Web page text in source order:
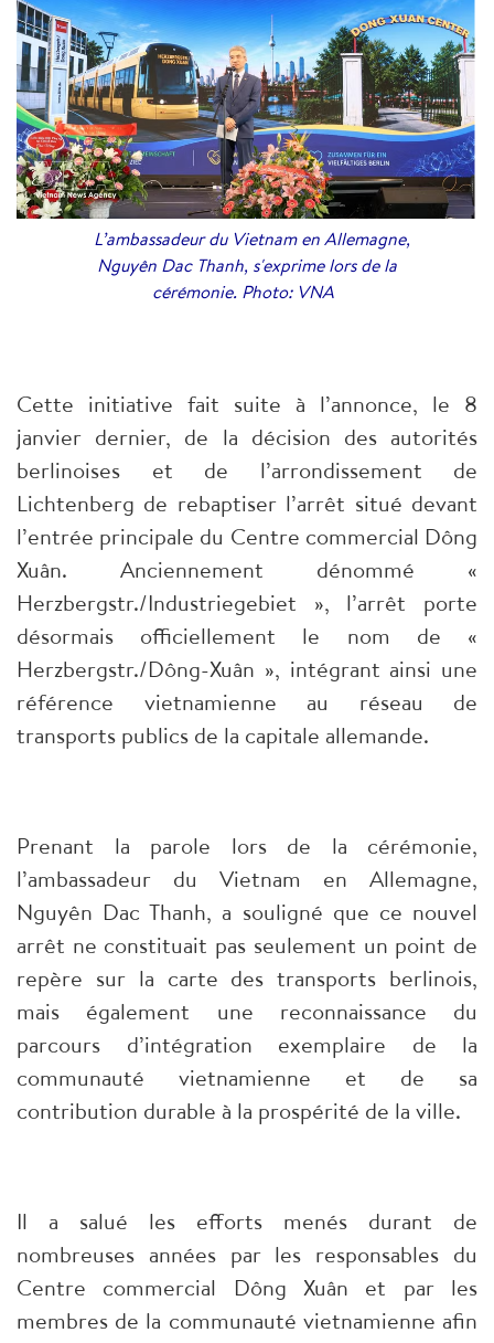
L’ambassadeur du Vietnam en Allemagne,
Nguyên Dac Thanh, s'exprime lors de la
cérémonie. Photo: VNA
Cette initiative fait suite à l’annonce, le 8
janvier dernier, de la décision des autorités
berlinoises et de l’arrondissement de
Lichtenberg de rebaptiser l’arrêt situé devant
l’entrée principale du Centre commercial Dông
Xuân. Anciennement dénommé «
Herzbergstr./Industriegebiet », l’arrêt porte
désormais officiellement le nom de «
Herzbergstr./Dông-Xuân », intégrant ainsi une
référence vietnamienne au réseau de
transports publics de la capitale allemande.
Prenant la parole lors de la cérémonie,
l’ambassadeur du Vietnam en Allemagne,
Nguyên Dac Thanh, a souligné que ce nouvel
arrêt ne constituait pas seulement un point de
repère sur la carte des transports berlinois,
mais également une reconnaissance du
parcours d’intégration exemplaire de la
communauté vietnamienne et de sa
contribution durable à la prospérité de la ville.
Il a salué les efforts menés durant de
nombreuses années par les responsables du
Centre commercial Dông Xuân et par les
membres de la communauté vietnamienne afin